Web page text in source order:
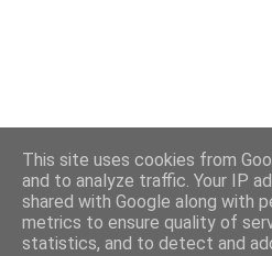
This site uses cookies from
and to analyze traffic. Your IP
shared with Google along with
metrics to ensure quality of
statistics, and to detect and